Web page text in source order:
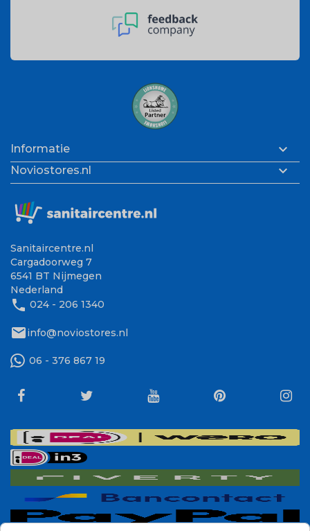
Informatie 
Noviostores.nl 
Sanitaircentre.nl
Cargadoorweg 7
6541 BT Nijmegen
Nederland
phone 024 - 206 1340
mailinfo@noviostores.nl
06 - 376 867 19